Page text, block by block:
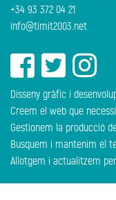
+34 93 372 04 21
info@timit2003.net
Disseny gràfic i
Creem el web que
Gestionem la producció
Busquem i mantenim el
Allotgem i actualitzem